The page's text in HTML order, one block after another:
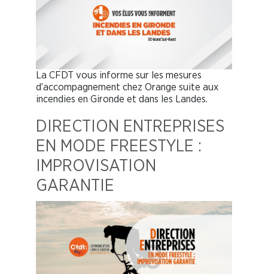
La CFDT vous informe sur les mesures
d’accompagnement chez Orange suite aux
incendies en Gironde et dans les Landes.
DIRECTION ENTREPRISES
EN MODE FREESTYLE :
IMPROVISATION
GARANTIE